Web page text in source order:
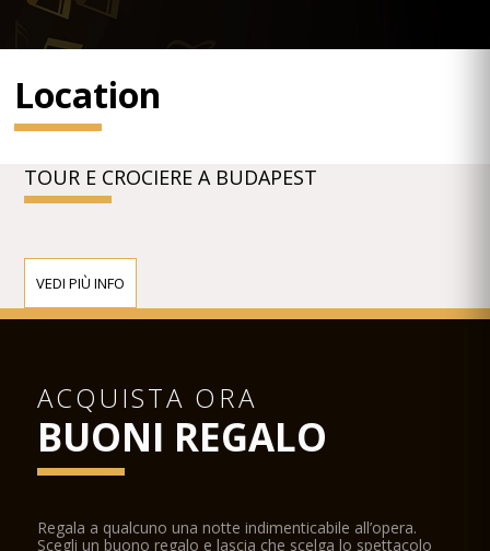
Location
TOUR E CROCIERE A BUDAPEST
VEDI PIÙ INFO
ACQUISTA ORA
BUONI REGALO
Regala a qualcuno una notte indimenticabile all’opera.
Scegli un buono regalo e lascia che scelga lo spettacolo